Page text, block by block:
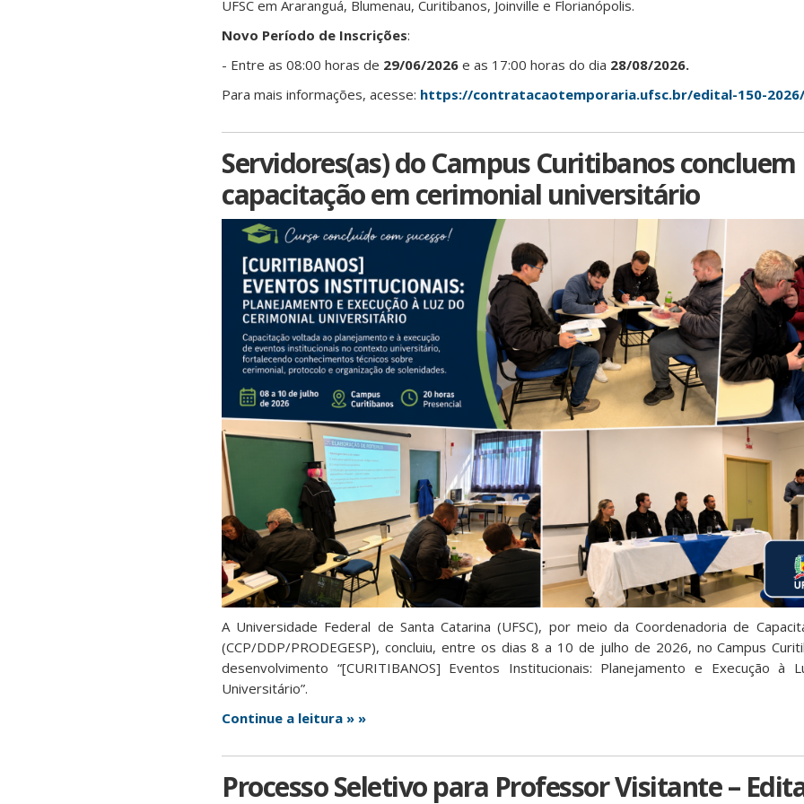
UFSC em Araranguá, Blumenau, Curitibanos, Joinville e Florianópolis.
Novo Período de Inscrições:
- Entre as 08:00 horas de 29/06/2026 e as 17:00 horas do dia 28/08/2026.
Para mais informações, acesse: https://contratacaotemporaria.ufsc.br/edital-150-2026/
Servidores(as) do Campus Curitibanos concluem
capacitação em cerimonial universitário
A Universidade Federal de Santa Catarina (UFSC), por meio da Coordenadoria de
(CCP/DDP/PRODEGESP), concluiu, entre os dias 8 a 10 de julho de 2026, no Campus
desenvolvimento “[CURITIBANOS] Eventos Institucionais: Planejamento e Execução à
Universitário”.
Continue a leitura » »
Processo Seletivo para Professor Visitante –